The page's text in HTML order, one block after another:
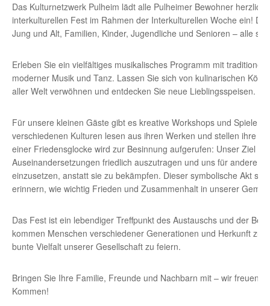
Das Kulturnetzwerk Pulheim lädt alle Pulheimer Bewohner herzlich
interkulturellen Fest im Rahmen der Interkulturellen Woche ein!
Jung und Alt, Familien, Kinder, Jugendliche und Senioren – alle
Erleben Sie ein vielfältiges musikalisches Programm mit
moderner Musik und Tanz. Lassen Sie sich von kulinarischen
aller Welt verwöhnen und entdecken Sie neue Lieblingsspeisen.
Für unsere kleinen Gäste gibt es kreative Workshops und Spiele.
verschiedenen Kulturen lesen aus ihren Werken und stellen ihre
einer Friedensglocke wird zur Besinnung aufgerufen: Unser Ziel
Auseinandersetzungen friedlich auszutragen und uns für andere
einzusetzen, anstatt sie zu bekämpfen. Dieser symbolische Akt
erinnern, wie wichtig Frieden und Zusammenhalt in unserer
Das Fest ist ein lebendiger Treffpunkt des Austauschs und der
kommen Menschen verschiedener Generationen und Herkunft
bunte Vielfalt unserer Gesellschaft zu feiern.
Bringen Sie Ihre Familie, Freunde und Nachbarn mit – wir freuen
Kommen!